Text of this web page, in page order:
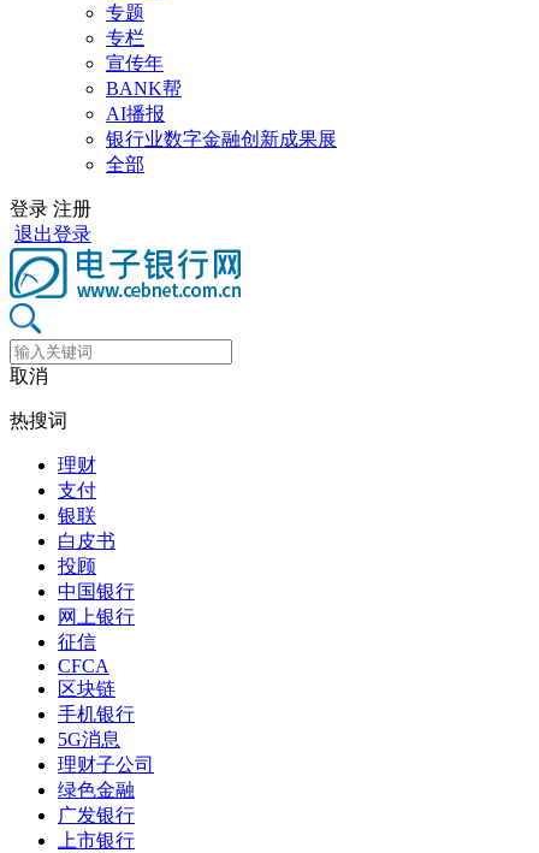
专题
专栏
宣传年
BANK帮
AI播报
银行业数字金融创新成果展
全部
登录 注册
退出登录
取消
热搜词
理财
支付
银联
白皮书
投顾
中国银行
网上银行
征信
CFCA
区块链
手机银行
5G消息
理财子公司
绿色金融
广发银行
上市银行